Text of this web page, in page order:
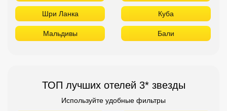
Шри Ланка Куба
Мальдивы Бали
ТОП лучших отелей 3* звезды
Используйте удобные фильтры